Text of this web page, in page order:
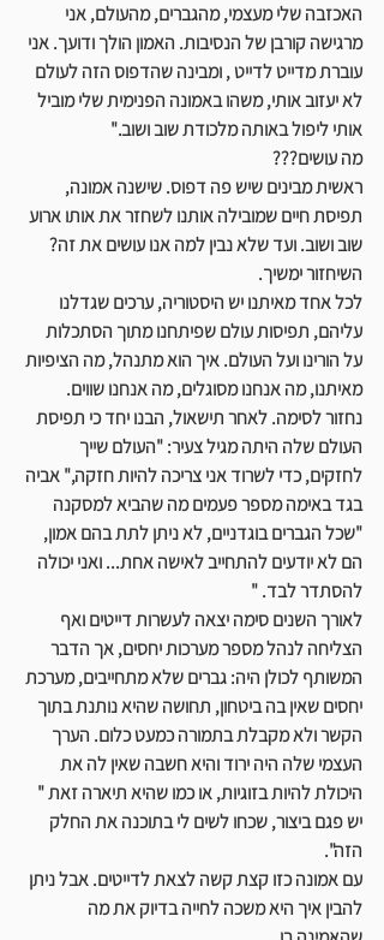
האכזבה שלי מעצמי, מהגברים, מהעולם, אני
מרגישה קורבן של הנסיבות. האמון הולך ודועך. אני
עוברת מדייט לדייט , ומבינה שהדפוס הזה לעולם
לא יעזוב אותי, משהו באמונה הפנימית שלי מוביל
אותי ליפול באותה מלכודת שוב ושוב."
מה עושים???
ראשית מבינים שיש פה דפוס. שישנה אמונה,
תפיסת חיים שמובילה אותנו לשחזר את אותו ארוע
שוב ושוב. ועד שלא נבין למה אנו עושים את זה?
השיחזור ימשיך.
לכל אחד מאיתנו יש היסטוריה, ערכים שגדלנו
עליהם, תפיסות עולם שפיתחנו מתוך הסתכלות
על הורינו ועל העולם. איך הוא מתנהל, מה הציפיות
מאיתנו, מה אנחנו מסוגלים, מה אנחנו שווים.
נחזור לסימה. לאחר תישאול, הבנו יחד כי תפיסת
העולם שלה היתה מגיל צעיר: "העולם שייך
לחזקים, כדי לשרוד אני צריכה להיות חזקה," אביה
בגד באימה מספר פעמים מה שהביא למסקנה
"שכל הגברים בוגדניים, לא ניתן לתת בהם אמון,
הם לא יודעים להתחייב לאישה אחת... ואני יכולה
להסתדר לבד. "
לאורך השנים סימה יצאה לעשרות דייטים ואף
הצליחה לנהל מספר מערכות יחסים, אך הדבר
המשותף לכולן היה: גברים שלא מתחייבים, מערכת
יחסים שאין בה ביטחון, תחושה שהיא נותנת בתוך
הקשר ולא מקבלת בתמורה כמעט כלום. הערך
העצמי שלה היה ירוד והיא חשבה שאין לה את
היכולת להיות בזוגיות, או כמו שהיא תיארה זאת "
יש פגם ביצור, שכחו לשים לי בתוכנה את החלק
הזה".
עם אמונה כזו קצת קשה לצאת לדייטים. אבל ניתן
להבין איך היא משכה לחייה בדיוק את מה